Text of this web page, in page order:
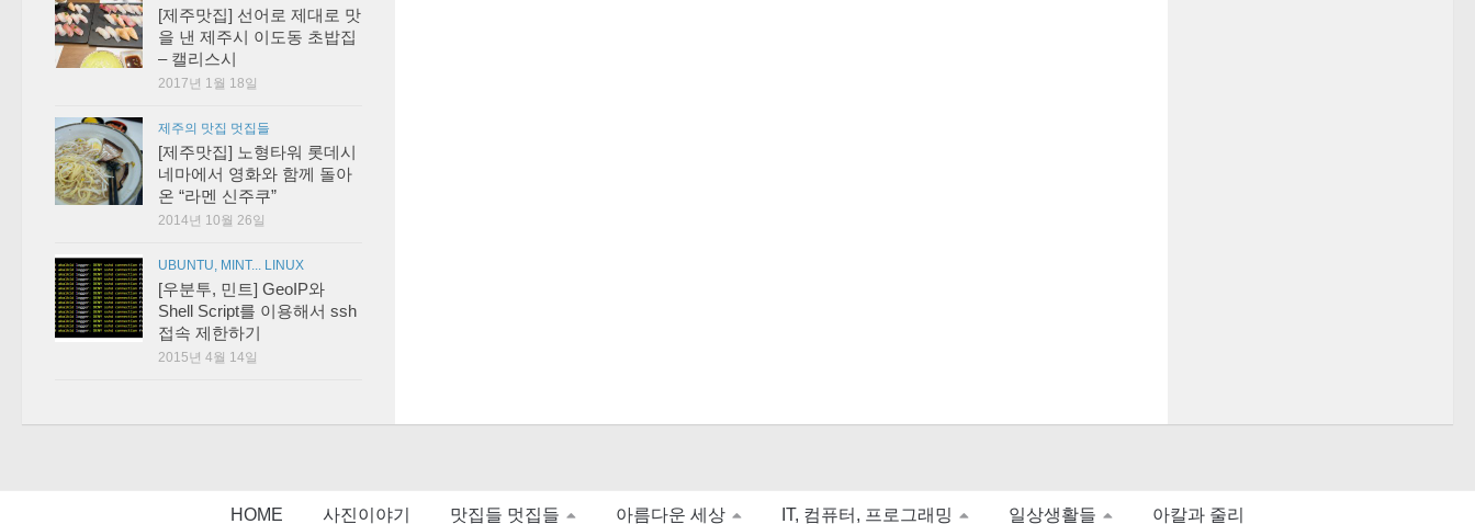
[제주맛집] 선어로 제대로 맛
을 낸 제주시 이도동 초밥집
– 캘리스시
2017년 1월 18일
제주의 맛집 멋집들
[제주맛집] 노형타워 롯데시
네마에서 영화와 함께 돌아
온 “라멘 신주쿠”
2014년 10월 26일
UBUNTU, MINT... LINUX
[우분투, 민트] GeoIP와
Shell Script를 이용해서 ssh
접속 제한하기
2015년 4월 14일
HOME 사진이야기 맛집들 멋집들 아름다운 세상 IT, 컴퓨터, 프로그래밍 일상생활들 아칼과 줄리